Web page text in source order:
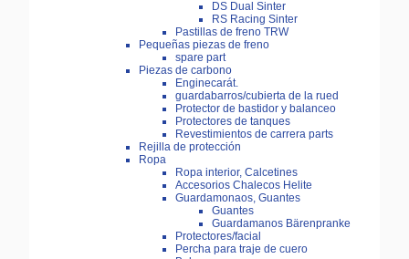
DS Dual Sinter
RS Racing Sinter
Pastillas de freno TRW
Pequeñas piezas de freno
spare part
Piezas de carbono
Enginecarát.
guardabarros/cubierta de la rued
Protector de bastidor y balanceo
Protectores de tanques
Revestimientos de carrera parts
Rejilla de protección
Ropa
Ropa interior, Calcetines
Accesorios Chalecos Helite
Guardamonaos, Guantes
Guantes
Guardamanos Bärenpranke
Protectores/facial
Percha para traje de cuero